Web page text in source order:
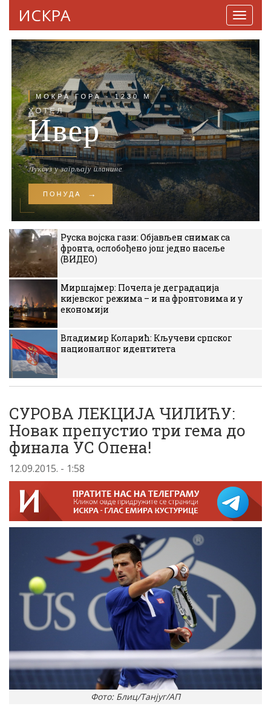
ИСКРА
Руска војска гази: Објављен снимак са
фронта, ослобођено још једно насеље
(ВИДЕО)
Миршајмер: Почела је деградација
кијевског режима – и на фронтовима и у
економији
Владимир Коларић: Кључеви српског
националног идентитета
СУРОВА ЛЕКЦИЈА ЧИЛИЋУ:
Новак препустио три гема до
финала УС Опена!
12.09.2015. - 1:58
Фото: Блиц/Танјуг/АП